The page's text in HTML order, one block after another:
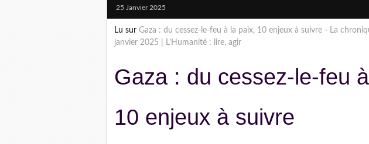
25 Janvier 2025
Lu sur Gaza : du cessez-le-feu à la paix, 10 enjeux à suivre - La
janvier 2025 | L'Humanité : lire, agir
Gaza : du cessez-le-feu
10 enjeux à suivre